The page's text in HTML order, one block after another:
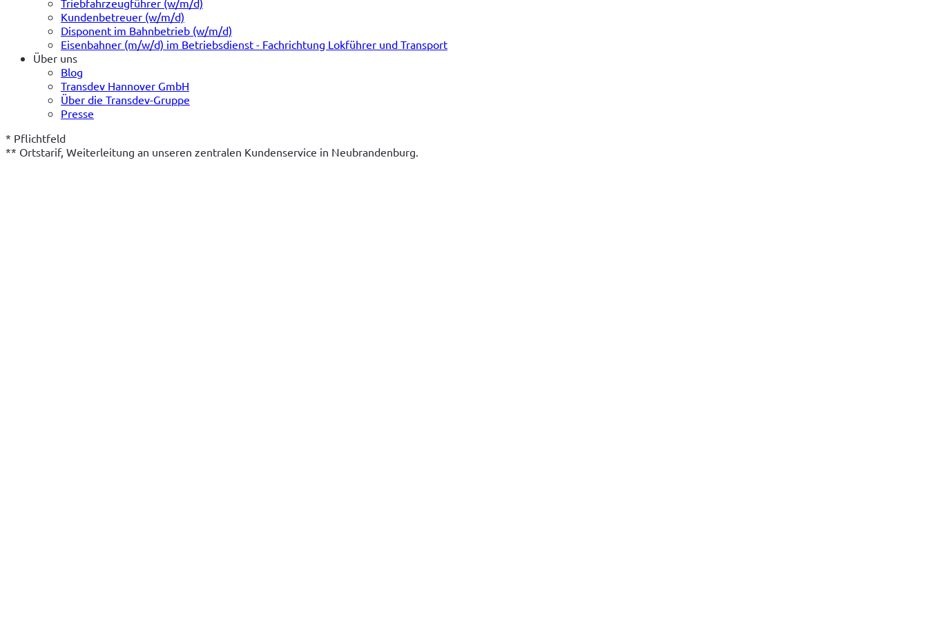
Kundenbetreuer (w/m/d)
Disponent im Bahnbetrieb (w/m/d)
Eisenbahner (m/w/d) im Betriebsdienst - Fachrichtung Lokführer und Transport
Über uns
Blog
Transdev Hannover GmbH
Über die Transdev-Gruppe
Presse
* Pflichtfeld
** Ortstarif, Weiterleitung an unseren zentralen Kundenservice in Neubrandenburg.